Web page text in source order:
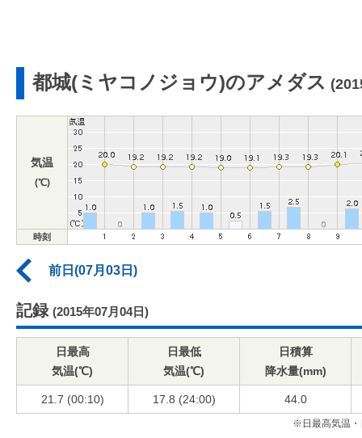
都城(ミヤコノジョウ)のアメダス
気温
(℃)
時刻
前日(07月03日)
記録 (2015年07月04日)
日最高
気温(℃)
日最低
気温(℃)
日積算
降水量(mm)
21.7 (00:10) 17.8 (24:00) 44.0
※日最高気温・